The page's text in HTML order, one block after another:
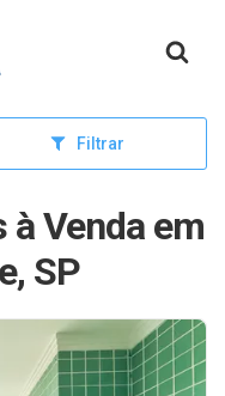
Filtrar
Venda em
SP